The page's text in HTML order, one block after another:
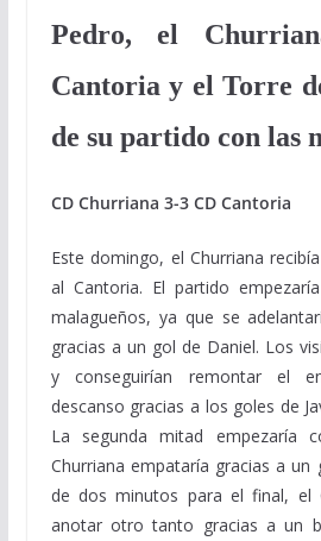
Pedro, el
Cantoria y el Torre
de su partido con las
CD Churriana 3-3 CD Cantoria
Este domingo, el Churriana
al Cantoria. El partido
malagueños, ya que se
gracias a un gol de Daniel. Los
y conseguirían remontar el
descanso gracias a los goles de
La segunda mitad empezaría
Churriana empataría gracias a un
de dos minutos para el final, el
anotar otro tanto gracias a un